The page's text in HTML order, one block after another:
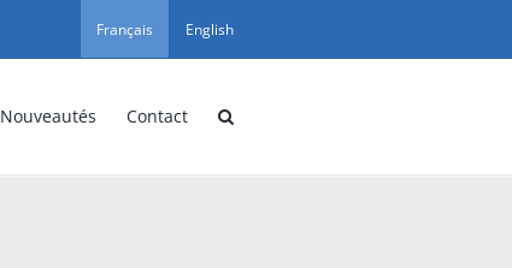
Français English
Nouveautés Contact